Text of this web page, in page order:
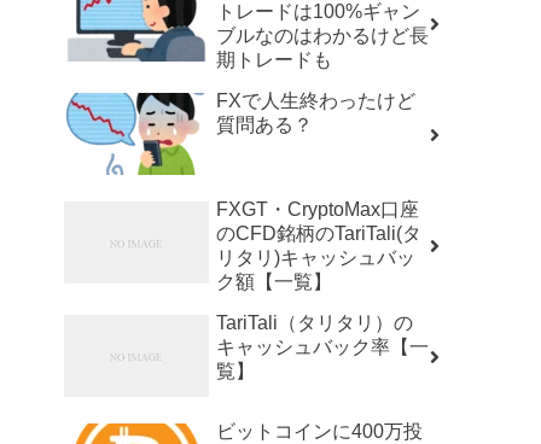
トレードは100%ギャン
ブルなのはわかるけど長
期トレードも
FXで人生終わったけど
質問ある？
FXGT・CryptoMax口座
のCFD銘柄のTariTali(タ
リタリ)キャッシュバッ
ク額【一覧】
TariTali（タリタリ）の
キャッシュバック率【一
覧】
ビットコインに400万投